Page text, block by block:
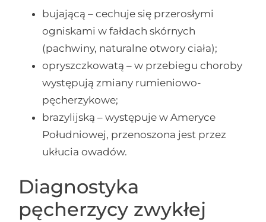
bujającą – cechuje się przerosłymi
ogniskami w fałdach skórnych
(pachwiny, naturalne otwory ciała);
opryszczkowatą – w przebiegu choroby
występują zmiany rumieniowo-
pęcherzykowe;
brazylijską – występuje w Ameryce
Południowej, przenoszona jest przez
ukłucia owadów.
Diagnostyka
pęcherzycy zwykłej